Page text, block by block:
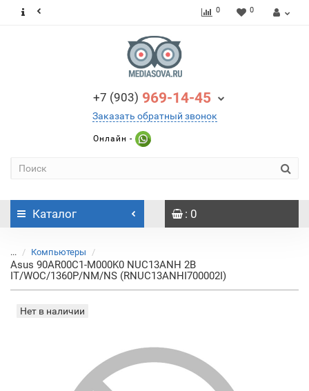
0 0
+7 (903) 969-14-45
Заказать обратный звонок
Онлайн -
Каталог : 0
... Компьютеры
Asus 90AR00C1-M000K0 NUC13ANH 2B
IT/WOC/1360P/NM/NS (RNUC13ANHI700002I)
Нет в наличии